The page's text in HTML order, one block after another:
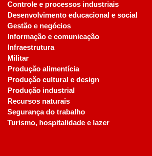
Controle e processos industriais
Desenvolvimento educacional e social
Gestão e negócios
Informação e comunicação
Infraestrutura
Militar
Produção alimentícia
Produção cultural e design
Produção industrial
Recursos naturais
Segurança do trabalho
Turismo, hospitalidade e lazer